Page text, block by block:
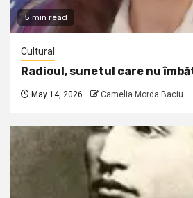
5 min read
Cultural
Radioul, sunetul care nu
May 14, 2026 Camelia Morda Baciu